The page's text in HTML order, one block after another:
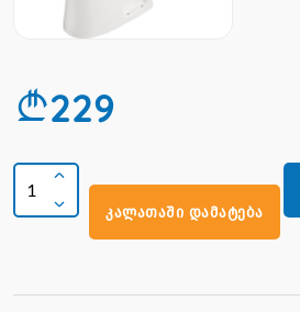
229
კალათაში დამატება